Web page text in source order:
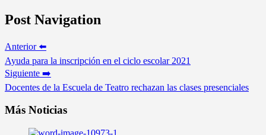
Post Navigation
Anterior ⬅️
Ayuda para la inscripción en el ciclo escolar 2021
Siguiente ➡️
Docentes de la Escuela de Teatro rechazan las clases presenciales
Más Noticias